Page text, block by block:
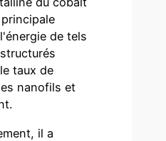
de tels
taux de
nanofils et
il a